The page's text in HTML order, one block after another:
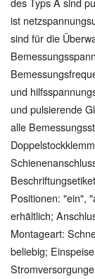
ist
sind für die
und
und pulsierende
alle
Positionen: "ein",
erhältlich;
Montageart:
beliebig;